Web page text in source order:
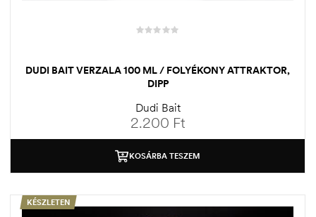
DUDI BAIT VERZALA 100 ML / FOLYÉKONY ATTRAKTOR,
DIPP
Dudi Bait
2.200 Ft
KOSÁRBA TESZEM
KÉSZLETEN